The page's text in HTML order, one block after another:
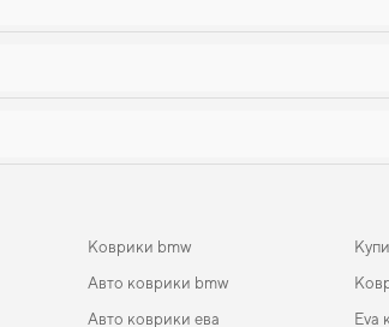
Коврики bmw
Авто коврики bmw
Авто коврики ева
Eva